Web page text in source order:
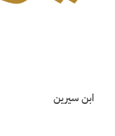
ابن سيرين